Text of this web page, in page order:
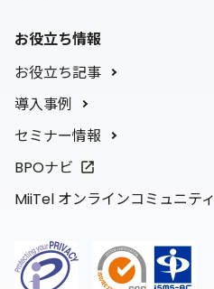
お役立ち情報
お役立ち記事
導入事例
セミナー情報
BPOナビ
MiiTel オンラインコミュニティ